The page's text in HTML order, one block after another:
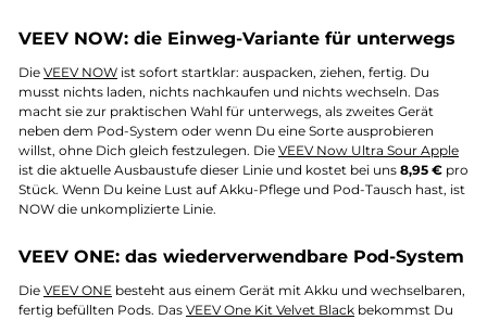
VEEV NOW: die Einweg-Variante für unterwegs
Die VEEV NOW ist sofort startklar: auspacken, ziehen, fertig. Du
musst nichts laden, nichts nachkaufen und nichts wechseln. Das
macht sie zur praktischen Wahl für unterwegs, als zweites Gerät
neben dem Pod-System oder wenn Du eine Sorte ausprobieren
willst, ohne Dich gleich festzulegen. Die VEEV Now Ultra Sour Apple
ist die aktuelle Ausbaustufe dieser Linie und kostet bei uns 8,95 € pro
Stück. Wenn Du keine Lust auf Akku-Pflege und Pod-Tausch hast, ist
NOW die unkomplizierte Linie.
VEEV ONE: das wiederverwendbare Pod-System
Die VEEV ONE besteht aus einem Gerät mit Akku und wechselbaren,
fertig befüllten Pods. Das VEEV One Kit Velvet Black bekommst Du